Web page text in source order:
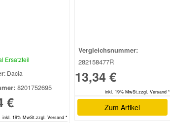
Ersatzteil
: Dacia
8201752695
€
inkl. 19% MwSt.zzgl. Versand *
Vergleichsnummer:
282158477R
13,34 €
inkl. 19% MwSt.zzgl. Versand *
Zum Artikel